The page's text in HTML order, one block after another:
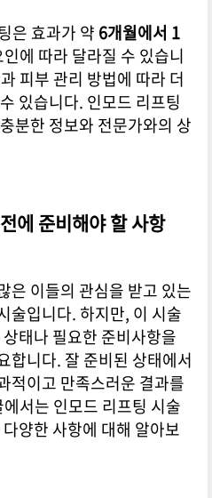
은 효과가 약 6개월에서 1
에 따라 달라질 수 있습니
피부 관리 방법에 따라 더
있습니다. 인모드 리프팅
분한 정보와 전문가와의 상
에 준비해야 할 사항
은 이들의 관심을 받고 있는
술입니다. 하지만, 이 시술
태나 필요한 준비사항을
합니다. 잘 준비된 상태에서
적이고 만족스러운 결과를
서는 인모드 리프팅 시술
양한 사항에 대해 알아보